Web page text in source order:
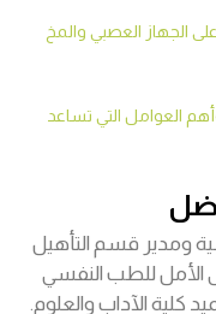
الجهاز العصبي والمخ
في 5 خطوات وأهم العوامل التي تساعد
ومدير قسم التأهيل
للطب النفسي
كلية الآداب والعلوم.